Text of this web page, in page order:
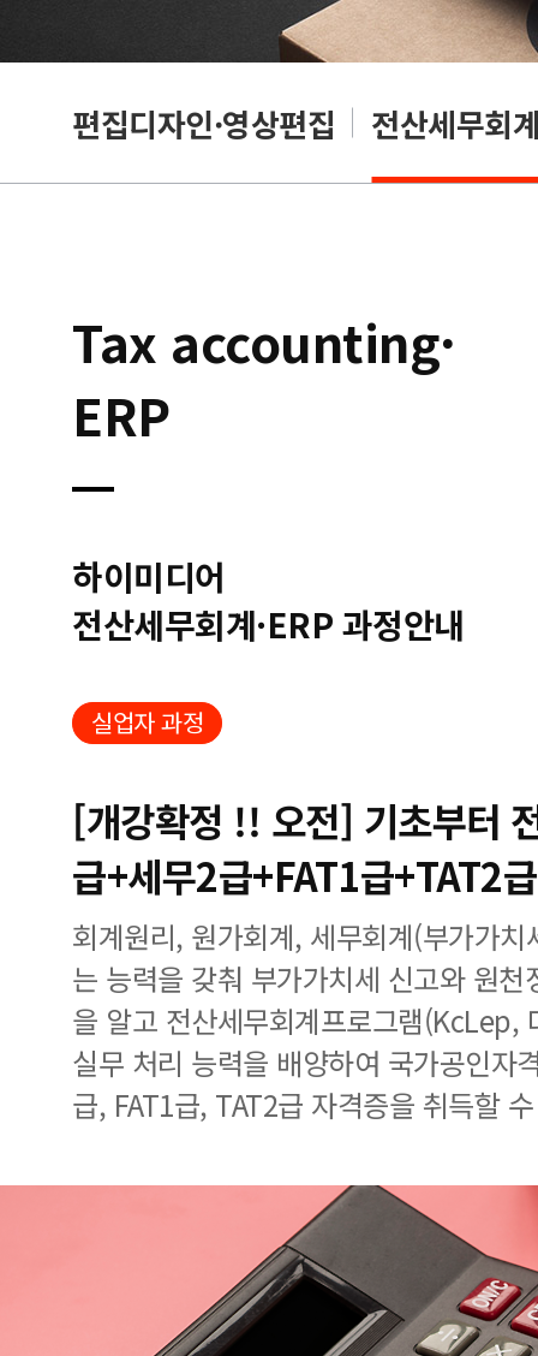
편집디자인·영상편집 전산세무회
Tax accounting·
ERP
하이미디어
전산세무회계·ERP 과정안내
실업자 과정
[개강확정 !! 오전] 기초부터
급+세무2급+FAT1급+TAT2
회계원리, 원가회계, 세무회계(부가가
는 능력을 갖춰 부가가치세 신고와 원
을 알고 전산세무회계프로그램(KcLep,
실무 처리 능력을 배양하여 국가공인자
급, FAT1급, TAT2급 자격증을 취득할